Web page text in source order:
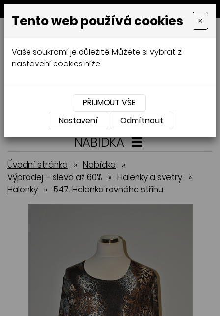
MENU
GALAMODA-XXL
Jana Mládková
XXL,ČESKÁ VÝROBA
Přihlásit Košík 0
NABÍDKA
Úvodní stránka » Nabídka »
Výprodej – sleva až 60% » Halenky a svetry »
Halenky » 547. Halenka rovného střihu
Tento web používá cookies ×
Vaše soukromí je důležité. Můžete si vybrat z
nastavení cookies níže.
PŘIJMOUT VŠE
Nastavení
Odmítnout